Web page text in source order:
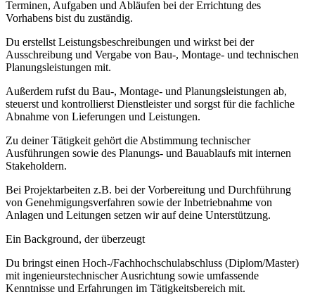
Terminen, Aufgaben und Abläufen bei der Errichtung des
Vorhabens bist du zuständig.
Du erstellst Leistungsbeschreibungen und wirkst bei der
Ausschreibung und Vergabe von Bau-, Montage- und technischen
Planungsleistungen mit.
Außerdem rufst du Bau-, Montage- und Planungsleistungen ab,
steuerst und kontrollierst Dienstleister und sorgst für die fachliche
Abnahme von Lieferungen und Leistungen.
Zu deiner Tätigkeit gehört die Abstimmung technischer
Ausführungen sowie des Planungs- und Bauablaufs mit internen
Stakeholdern.
Bei Projektarbeiten z.B. bei der Vorbereitung und Durchführung
von Genehmigungsverfahren sowie der Inbetriebnahme von
Anlagen und Leitungen setzen wir auf deine Unterstützung.
Ein Background, der überzeugt
Du bringst einen Hoch-/Fachhochschulabschluss (Diplom/Master)
mit ingenieurstechnischer Ausrichtung sowie umfassende
Kenntnisse und Erfahrungen im Tätigkeitsbereich mit.